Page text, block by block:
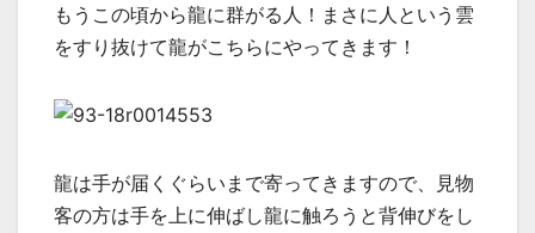
もうこの頃から龍に群がる人！まさに人という雲
をすり抜けて龍がこちらにやってきます！
龍は手が届くぐらいまで寄ってきますので、見物
客の方は手を上に伸ばし龍に触ろうと背伸びをし